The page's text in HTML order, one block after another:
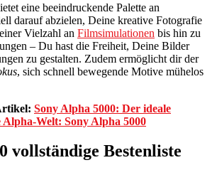
eine beeindruckende Palette an
darauf abzielen, Deine kreative Fotografie
Vielzahl an Filmsimulationen bis hin zu
– Du hast die Freiheit, Deine Bilder
zu gestalten. Zudem ermöglicht dir der
, sich schnell bewegende Motive mühelos
Sony Alpha 5000: Der ideale
Alpha-Welt: Sony Alpha 5000
vollständige Bestenliste